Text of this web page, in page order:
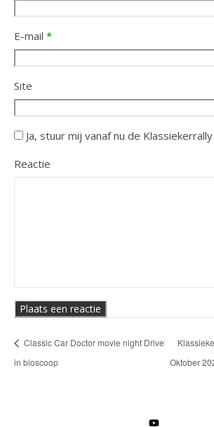
E-mail *
Site
Ja, stuur mij vanaf nu de
Reactie
Classic Car Doctor movie night Drive
in bioscoop
Oktober